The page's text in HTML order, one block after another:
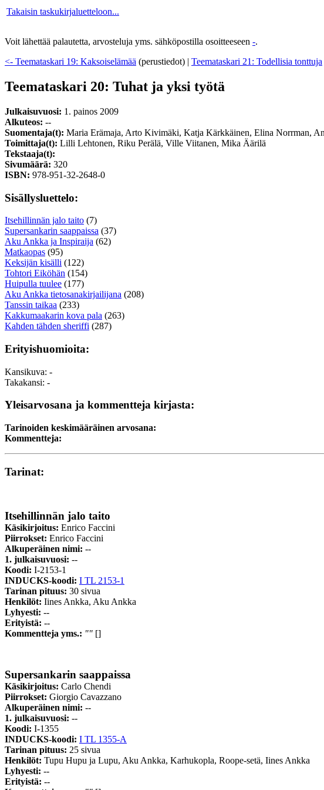
Takaisin taskukirjaluetteloon...
Voit lähettää palautetta, arvosteluja yms. sähköpostilla osoitteeseen -.
<- Teemataskari 19: Kaksoiselämää (perustiedot) | Teemataskari 21: Todellisia tonttuja
Teemataskari 20: Tuhat ja yksi työtä
Julkaisuvuosi: 1. painos 2009
Alkuteos: --
Suomentaja(t): Maria Erämaja, Arto Kivimäki, Katja Kärkkäinen, Elina Norrman,
Toimittaja(t): Lilli Lehtonen, Riku Perälä, Ville Viitanen, Mika Äärilä
Tekstaaja(t):
Sivumäärä: 320
ISBN: 978-951-32-2648-0
Sisällysluettelo:
Itsehillinnän jalo taito (7)
Supersankarin saappaissa (37)
Aku Ankka ja Inspiraija (62)
Matkaopas (95)
Keksijän kisälli (122)
Tohtori Eiköhän (154)
Huipulla tuulee (177)
Aku Ankka tietosanakirjailijana (208)
Tanssin taikaa (233)
Kakkumaakarin kova pala (263)
Kahden tähden sheriffi (287)
Erityishuomioita:
Kansikuva: -
Takakansi: -
Yleisarvosana ja kommentteja kirjasta:
Tarinoiden keskimääräinen arvosana:
Kommentteja:
Tarinat:
Itsehillinnän jalo taito
Käsikirjoitus: Enrico Faccini
Piirrokset: Enrico Faccini
Alkuperäinen nimi: --
1. julkaisuvuosi: --
Koodi: I-2153-1
INDUCKS-koodi: I TL 2153-1
Tarinan pituus: 30 sivua
Henkilöt: Iines Ankka, Aku Ankka
Lyhyesti: --
Erityistä: --
Kommentteja yms.: "" []
Supersankarin saappaissa
Käsikirjoitus: Carlo Chendi
Piirrokset: Giorgio Cavazzano
Alkuperäinen nimi: --
1. julkaisuvuosi: --
Koodi: I-1355
INDUCKS-koodi: I TL 1355-A
Tarinan pituus: 25 sivua
Henkilöt: Tupu Hupu ja Lupu, Aku Ankka, Karhukopla, Roope-setä, Iines Ankka
Lyhyesti: --
Erityistä: --